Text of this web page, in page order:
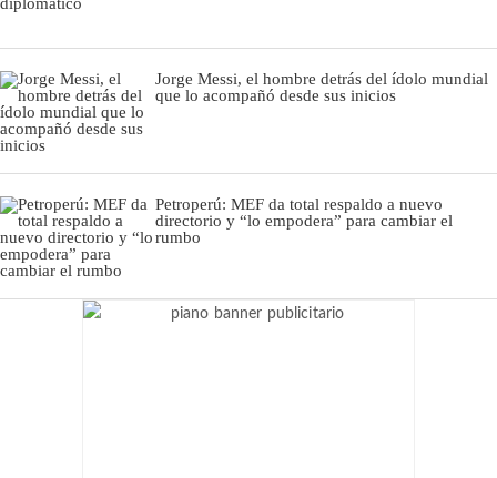
Jorge Messi, el hombre detrás del ídolo mundial
que lo acompañó desde sus inicios
Petroperú: MEF da total respaldo a nuevo
directorio y “lo empodera” para cambiar el
rumbo